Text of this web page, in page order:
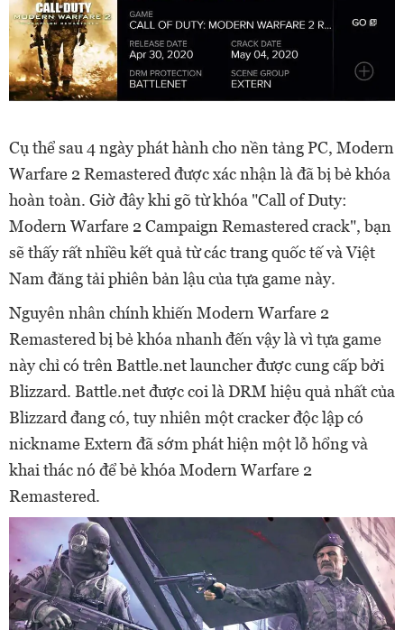
Cụ thể sau 4 ngày phát hành cho nền tảng PC, Modern
Warfare 2 Remastered được xác nhận là đã bị bẻ khóa
hoàn toàn. Giờ đây khi gõ từ khóa "Call of Duty:
Modern Warfare 2 Campaign Remastered crack", bạn
sẽ thấy rất nhiều kết quả từ các trang quốc tế và Việt
Nam đăng tải phiên bản lậu của tựa game này.
Nguyên nhân chính khiến Modern Warfare 2
Remastered bị bẻ khóa nhanh đến vậy là vì tựa game
này chỉ có trên Battle.net launcher được cung cấp bởi
Blizzard. Battle.net được coi là DRM hiệu quả nhất của
Blizzard đang có, tuy nhiên một cracker độc lập có
nickname Extern đã sớm phát hiện một lỗ hổng và
khai thác nó để bẻ khóa Modern Warfare 2
Remastered.